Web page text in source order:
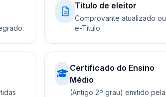
Título de eleitor
Comprovante atualizado ou
e-Título.
Certificado do Ensino
Médio
(Antigo 2º grau) emitido pela